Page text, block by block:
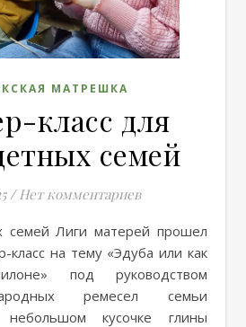
МАТРЕШКА
класс для
семей
/ Нет комментариев
класс на тему «Эдуба или как
под руководством
ремесел семьи
кусочке глины